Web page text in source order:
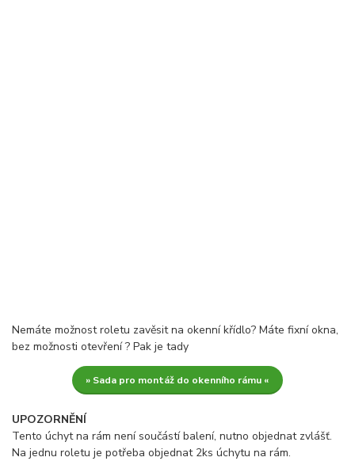
Nemáte možnost roletu zavěsit na okenní křídlo? Máte fixní okna,
bez možnosti otevření ? Pak je tady
» Sada pro montáž do okenního rámu «
UPOZORNĚNÍ
Tento úchyt na rám není součástí balení, nutno objednat zvlášť.
Na jednu roletu je potřeba objednat 2ks úchytu na rám.